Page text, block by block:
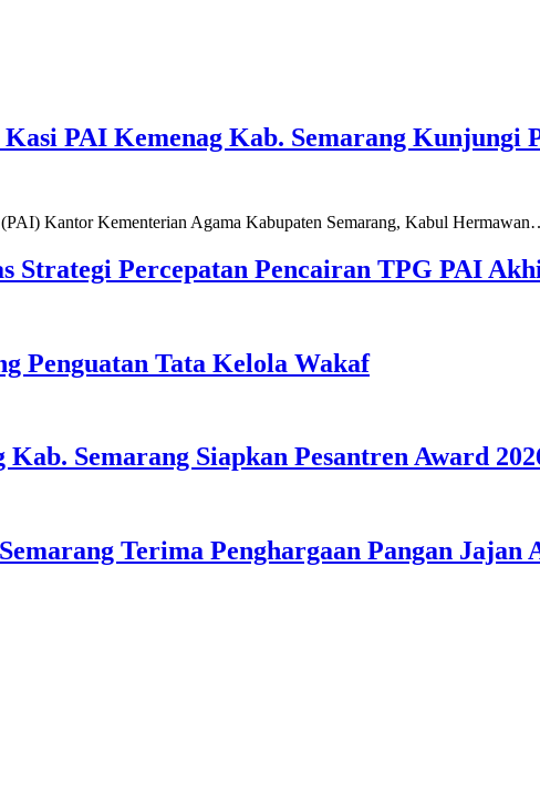
PAI Kemenag Kab. Semarang Kunjungi
Kantor Kementerian Agama Kabupaten Semarang, Kabul
Strategi Percepatan Pencairan TPG PAI
Penguatan Tata Kelola Wakaf
Semarang Siapkan Pesantren Award
Terima Penghargaan Pangan Jajan